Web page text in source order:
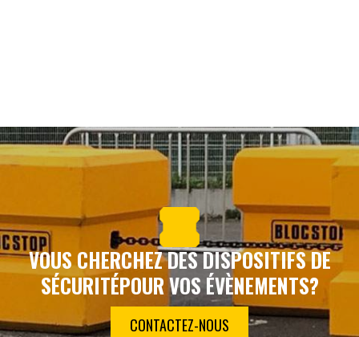
VOUS CHERCHEZ DES DISPOSITIFS DE
SÉCURITÉPOUR VOS ÉVÈNEMENTS?
CONTACTEZ-NOUS